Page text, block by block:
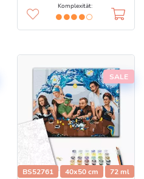
Komplexität:
SALE
BS52761 40x50 cm 72 ml